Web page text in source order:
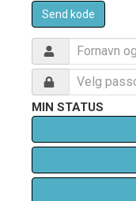
Send kode
MIN STATUS